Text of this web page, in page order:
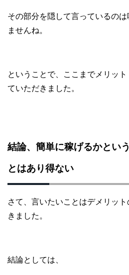
その部分を隠して言っているの
ませんね。
ということで、ここまでメリッ
ていただきました。
結論、簡単に稼げるかとい
とはあり得ない
さて、言いたいことはデメリッ
きました。
結論としては、